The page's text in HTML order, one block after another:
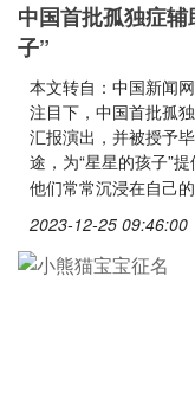
中国首批孤独症
子”
本文转自：中国新闻
注目下，中国首批孤
汇报演出，并被授予
途，为“星星的孩子”
他们常常沉浸在自己
2023-12-25 09:46:00